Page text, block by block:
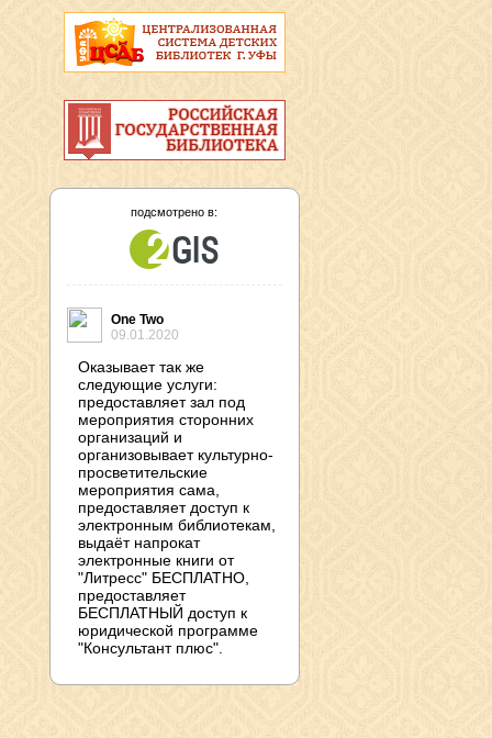
подсмотрено в:
One Two
09.01.2020
Оказывает так же
следующие услуги:
предоставляет зал под
мероприятия сторонних
организаций и
организовывает культурно-
просветительские
мероприятия сама,
предоставляет доступ к
электронным библиотекам,
выдаёт напрокат
электронные книги от
"Литресс" БЕСПЛАТНО,
предоставляет
БЕСПЛАТНЫЙ доступ к
юридической программе
"Консультант плюс".